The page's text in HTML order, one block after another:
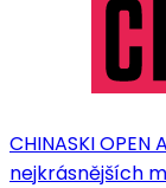
CHINASKI OPEN
nejkrásnějších